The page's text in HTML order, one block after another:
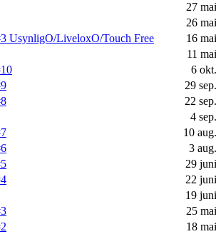
27
26
UsynligO/LiveloxO/Touch Free
16
11
6
29
22
4
10
3
29
22
19
25
18